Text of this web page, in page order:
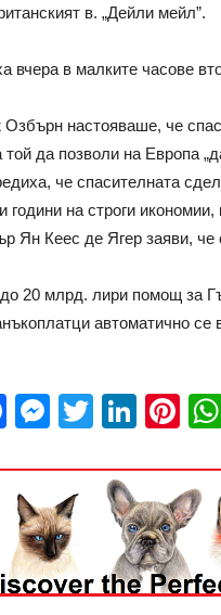
в. „Дейли мейл”.
вчера в малките часове
настояваше, че
да позволи на Европа
че спасителната
години на строги
Ян Кеес де Ягер заяви, че
20 млрд. лири помощ за
автоматично се
Facebook
Messenger
Twitter